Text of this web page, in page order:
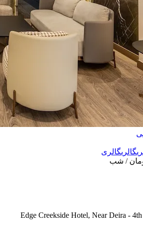
گالریگالری
/ شب
Edge Creekside Hotel, Near Deira -